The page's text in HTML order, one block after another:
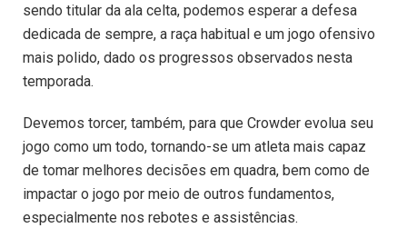
sendo titular da ala celta, podemos esperar a defesa
dedicada de sempre, a raça habitual e um jogo ofensivo
mais polido, dado os progressos observados nesta
temporada.
Devemos torcer, também, para que Crowder evolua seu
jogo como um todo, tornando-se um atleta mais capaz
de tomar melhores decisões em quadra, bem como de
impactar o jogo por meio de outros fundamentos,
especialmente nos rebotes e assistências.